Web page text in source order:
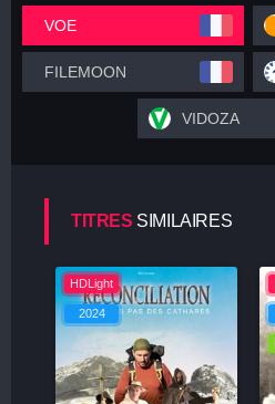
VOE
FILEMOON
VIDOZA
TITRES SIMILAIRES
HDLight
2024